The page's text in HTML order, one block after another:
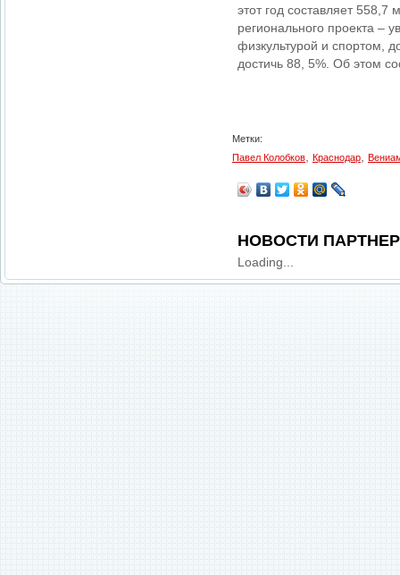
этот год составляет
регионального проекта –
физкультурой и спортом,
достичь 88, 5%. Об этом
Метки:
Павел Колобков
Краснодар
НОВОСТИ
Loading...